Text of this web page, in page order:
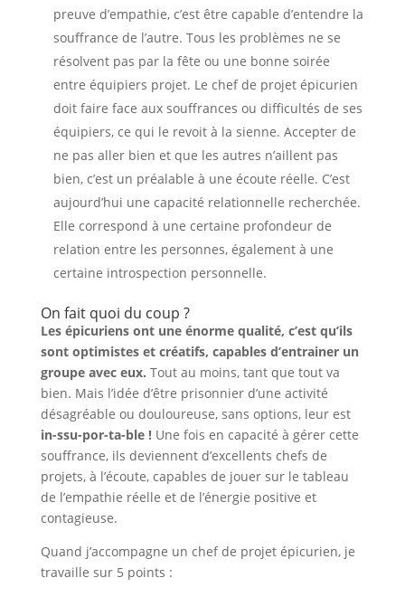
preuve d’empathie, c’est être capable d’entendre la
souffrance de l’autre. Tous les problèmes ne se
résolvent pas par la fête ou une bonne soirée
entre équipiers projet. Le chef de projet épicurien
doit faire face aux souffrances ou difficultés de ses
équipiers, ce qui le revoit à la sienne. Accepter de
ne pas aller bien et que les autres n’aillent pas
bien, c’est un préalable à une écoute réelle. C’est
aujourd’hui une capacité relationnelle recherchée.
Elle correspond à une certaine profondeur de
relation entre les personnes, également à une
certaine introspection personnelle.
On fait quoi du coup ?
Les épicuriens ont une énorme qualité, c’est qu’ils
sont optimistes et créatifs, capables d’entrainer un
groupe avec eux. Tout au moins, tant que tout va
bien. Mais l’idée d’être prisonnier d’une activité
désagréable ou douloureuse, sans options, leur est
in-ssu-por-ta-ble ! Une fois en capacité à gérer cette
souffrance, ils deviennent d’excellents chefs de
projets, à l’écoute, capables de jouer sur le tableau
de l’empathie réelle et de l’énergie positive et
contagieuse.
Quand j’accompagne un chef de projet épicurien, je
travaille sur 5 points :